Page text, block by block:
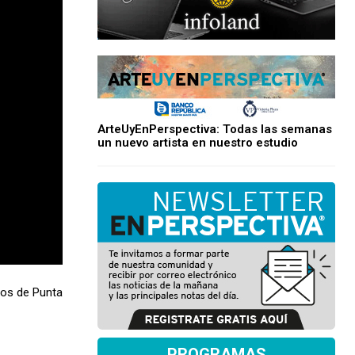
de Punta
ArteUyEnPerspectiva: Todas las semanas
un nuevo artista en nuestro estudio